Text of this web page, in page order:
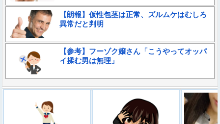
【朗報】仮性包茎は正常、ズルムケはむしろ
異常だと判明
【参考】フーゾク嬢さん「こうやってオッパ
イ揉む男は無理」